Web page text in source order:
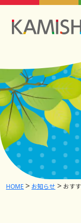
HOME お知らせ おす